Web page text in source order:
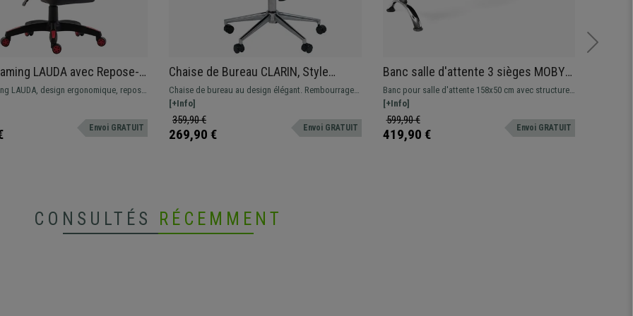
LAUDA avec Repose-
Lombaire et Cervical,
LAUDA, design ergonomique, repose-
Envoi GRATUIT
Chaise de Bureau CLARIN, Style
Scandinave, Rembourrage Épais, Bois
couleur Noyer et Cuir, Crème
Chaise de bureau au design élégant. Rembourrage
épais, coque en bois et accoudoirs.
[+Info]
359,90 €
269,90 € Envoi GRATUIT
Banc salle d'attente 3 sièges MOBY
CUIR, Structure en Métal, Grand
Rembourrage, Bleu
Banc pour salle d'attente 158x50 cm avec structure
en métal. Très resistant et pratique, grand
rembourrage, revêtement en cuir. Disponible en
plusieurs couleurs et configurations
[+Info]
599,90 €
419,90 € Envoi GRATUIT
CONSULTÉS RÉCEMMENT